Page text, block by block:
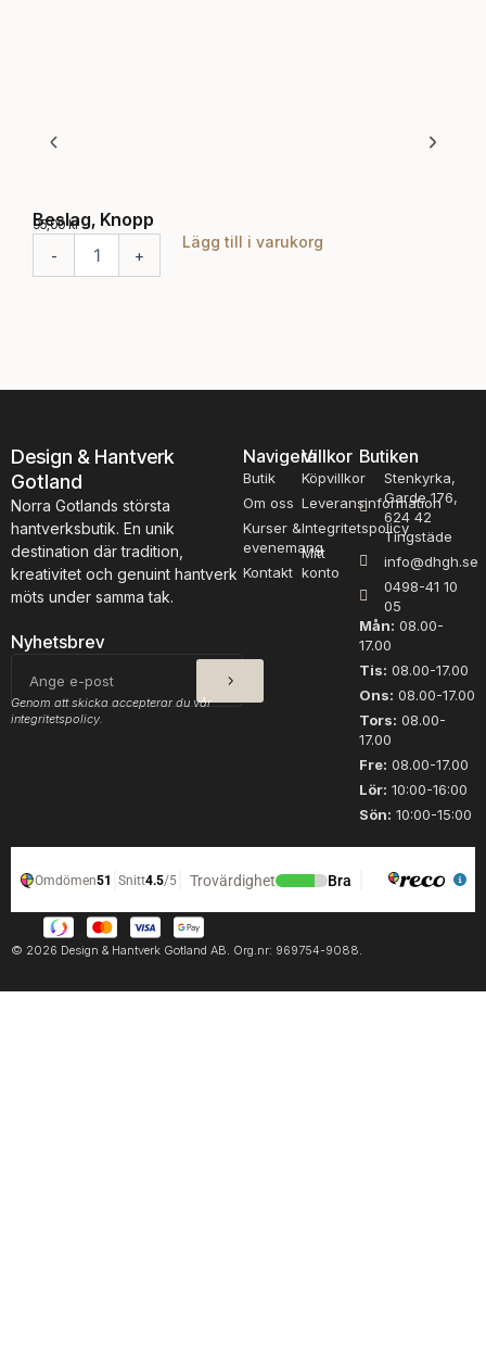
Beslag, Knopp
95,00kr
-
K
p
p
m
ä
n
g
d
+
Lägg till i varukorg
Design & Hantverk
Gotland
Norra Gotlands största
hantverksbutik. En unik
destination där tradition,
kreativitet och genuint hantverk
möts under samma tak.
Nyhetsbrev
post
SKICKA
Genom att skicka accepterar du vår
integritetspolicy.
Navigera
Butik
Om oss
Kurser &
evenemang
Kontakt
Villkor
Köpvillkor
Leveransinformation
Integritetspolicy
Mitt
konto
Butiken
Stenkyrka,
Garde 176,
624 42
Tingstäde
info@dhgh.se
0498-41 10
05
Mån: 08.00-
17.00
Tis: 08.00-17.00
Ons: 08.00-17.00
Tors: 08.00-
17.00
Fre: 08.00-17.00
Lör: 10:00-16:00
Sön: 10:00-15:00
© 2026 Design & Hantverk Gotland AB. Org.nr: 969754-9088.